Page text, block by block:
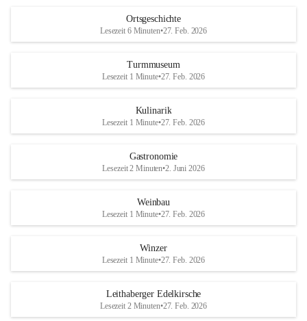
Ortsgeschichte
Lesezeit 6 Minuten•27. Feb. 2026
Turmmuseum
Lesezeit 1 Minute•27. Feb. 2026
Kulinarik
Lesezeit 1 Minute•27. Feb. 2026
Gastronomie
Lesezeit 2 Minuten•2. Juni 2026
Weinbau
Lesezeit 1 Minute•27. Feb. 2026
Winzer
Lesezeit 1 Minute•27. Feb. 2026
Leithaberger Edelkirsche
Lesezeit 2 Minuten•27. Feb. 2026